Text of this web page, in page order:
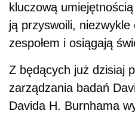
kluczową
ją przyswoili,
zespołem i osiągają
Z będących już dzisiaj
zarządzania badań
Davida H. Burnhama